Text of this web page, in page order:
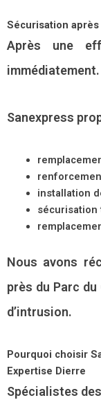
Sécurisation
Après une
immédiatement.
Sanexpress
installation
sécurisation
Nous avons
près du Parc
d’intrusion.
Pourquoi choisir
Expertise Dierre
Spécialistes